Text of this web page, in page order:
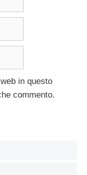
in questo
commento.